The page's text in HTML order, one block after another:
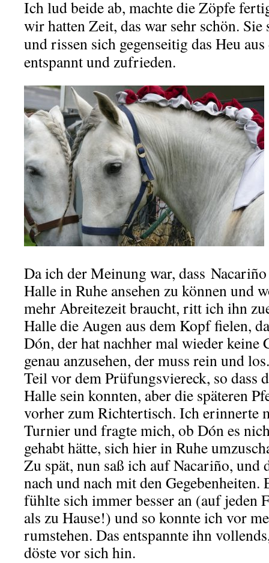
Ich lud beide ab, machte die Zöpfe
wir hatten Zeit, das war sehr schön. Sie
und rissen sich gegenseitig das Heu
entspannt und zufrieden.
Da ich der Meinung war, dass
Halle in Ruhe ansehen zu können und
mehr Abreitezeit braucht, ritt ich ihn
Halle die Augen aus dem Kopf fielen,
Dón, der hat nachher mal wieder keine
genau anzusehen, der muss rein und
Teil vor dem Prüfungsviereck, so dass
Halle sein konnten, aber die späteren
vorher zum Richtertisch. Ich erinnerte
Turnier und fragte mich, ob Dón es
gehabt hätte, sich hier in Ruhe
Zu spät, nun saß ich auf Nacariño, und
nach und nach mit den
fühlte sich immer besser an (auf jeden
als zu Hause!) und so konnte ich vor
rumstehen. Das entspannte ihn
döste vor sich hin.